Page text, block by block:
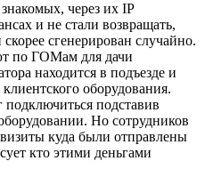
через их IP
и не стали возвращать,
сгенерирован случайно.
по ГОМам для дачи
находится в подъезде и
оборудования.
подставив
Но сотрудников
куда были отправлены
кто этими деньгами